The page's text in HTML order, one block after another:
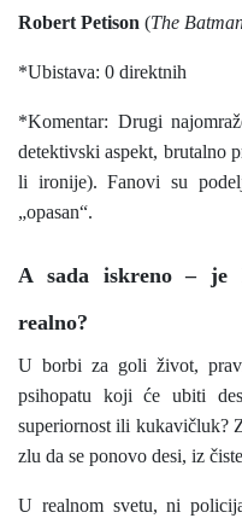
Robert Petison (The
*Ubistava: 0 direktnih
*Komentar: Drugi
detektivski aspekt, brutalno
li ironije). Fanovi su
„opasan“.
A sada iskreno – je
realno?
U borbi za goli život,
psihopatu koji će ubiti
superiornost ili kukavičluk?
zlu da se ponovo desi, iz
U realnom svetu, ni